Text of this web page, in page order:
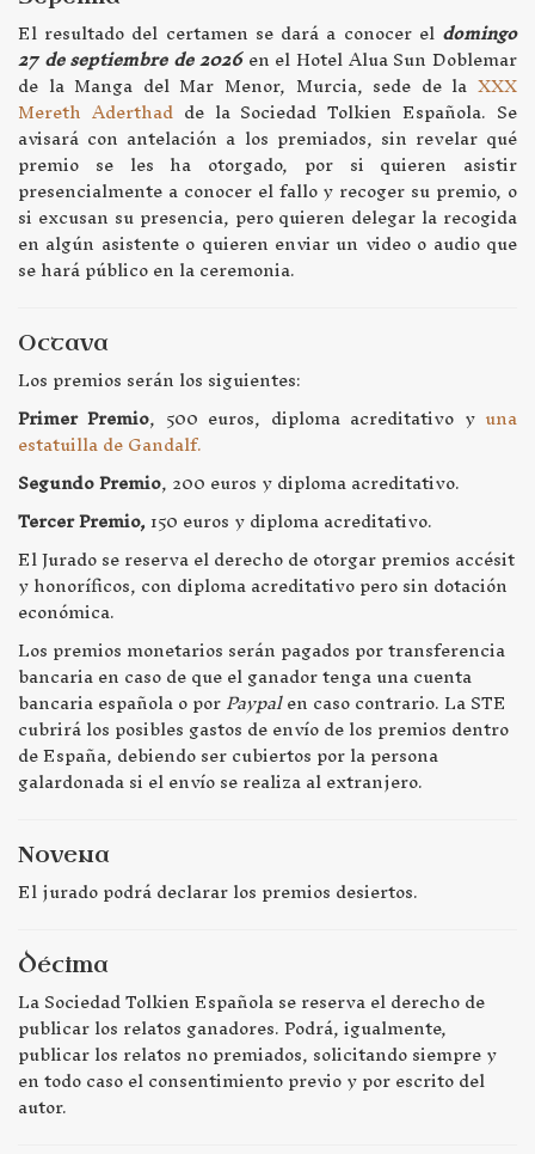
El resultado del certamen se dará a conocer el domingo
27 de septiembre de 2026en el Hotel Alua Sun Doblemar
de la Manga del Mar Menor, Murcia, sede de la XXX
Mereth Aderthadde la Sociedad Tolkien Española. Se
avisará con antelación a los premiados, sin revelar qué
premio se les ha otorgado, por si quieren asistir
presencialmente a conocer el fallo y recoger su premio, o
si excusan su presencia, pero quieren delegar la recogida
en algún asistente o quieren enviar un video o audio que
se hará público en la ceremonia.
Octava
Los premios serán los siguientes:
Primer Premio, 500 euros, diploma acreditativo y una
estatuilla de Gandalf.
Segundo Premio, 200 euros y diploma acreditativo.
Tercer Premio,150 euros y diploma acreditativo.
El Jurado se reserva el derecho de otorgar premios accésit
y honoríficos, con diploma acreditativo pero sin dotación
económica.
Los premios monetarios serán pagados por transferencia
bancaria en caso de que el ganador tenga una cuenta
bancaria española o porPaypalen caso contrario. La STE
cubrirá los posibles gastos de envío de los premios dentro
de España, debiendo ser cubiertos por la persona
galardonada si el envío se realiza al extranjero.
Novena
El jurado podrá declarar los premios desiertos.
Décima
La Sociedad Tolkien Española se reserva el derecho de
publicar los relatos ganadores. Podrá, igualmente,
publicar los relatos no premiados, solicitando siempre y
en todo caso el consentimiento previo y por escrito del
autor.